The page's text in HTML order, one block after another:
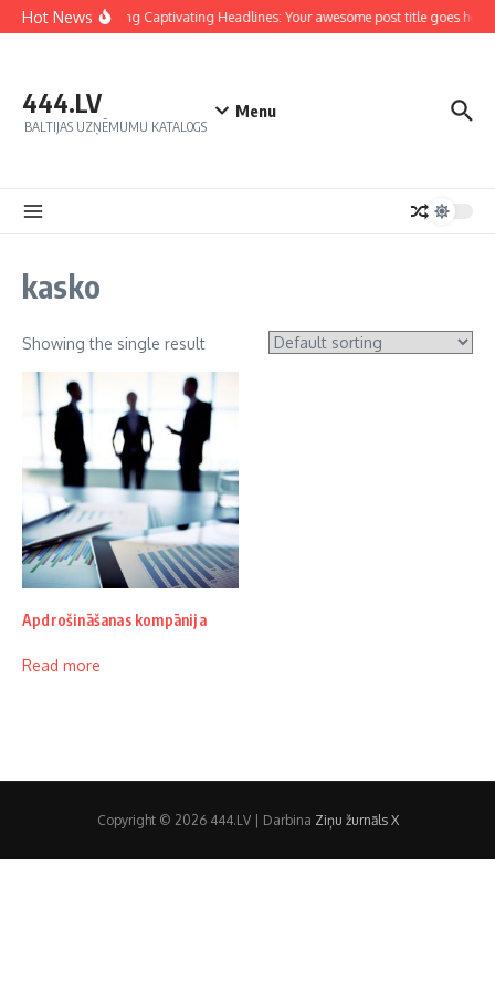
Hot NewsCrafting Captivating Headlines: Your awesome post title goes here
444.LV
BALTIJAS UZŅĒMUMU KATALOGS
Menu
kasko
Showing the single result
Apdrošināšanas kompānija
Read more
Copyright © 2026 444.LV | Darbina Ziņu žurnāls X